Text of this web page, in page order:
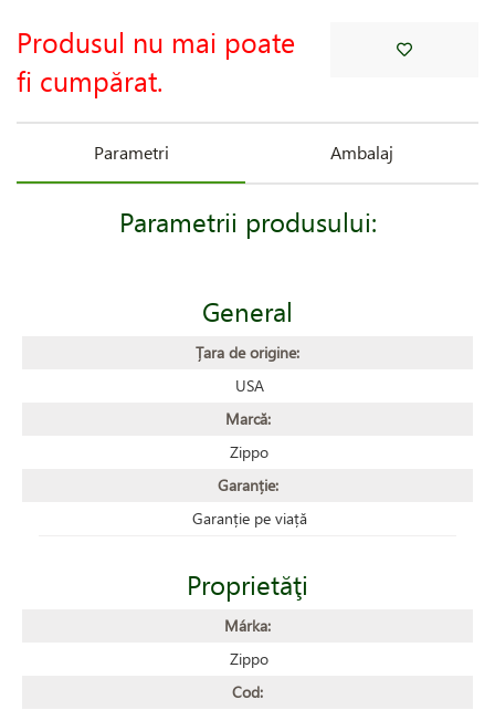
Produsul nu mai poate
fi cumpărat.
Parametri Ambalaj
Parametrii produsului:
General
Țara de origine:
USA
Marcă:
Zippo
Garanție:
Garanție pe viață
Proprietăţi
Márka:
Zippo
Cod: